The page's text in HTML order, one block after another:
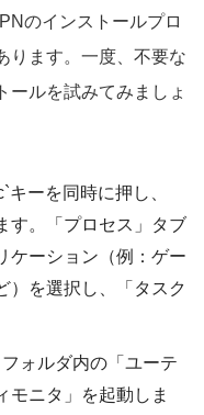
のインストールプロ
ります。一度、不要な
ールを試みてみましょ
キーを同時に押し、
す。「プロセス」タブ
ケーション（例：ゲー
）を選択し、「タスク
ォルダ内の「ユーテ
モニタ」を起動しま